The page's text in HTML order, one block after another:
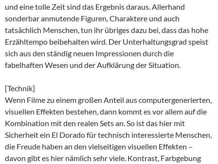
und eine tolle Zeit sind das Ergebnis daraus. Allerhand
sonderbar anmutende Figuren, Charaktere und auch
tatsächlich Menschen, tun ihr übriges dazu bei, dass das hohe
Erzähltempo beibehalten wird. Der Unterhaltungsgrad speist
sich aus den ständig neuen Impressionen durch die
fabelhaften Wesen und der Aufklärung der Situation.
[Technik]
Wenn Filme zu einem großen Anteil aus computergenerierten,
visuellen Effekten bestehen, dann kommt es vor allem auf die
Kombination mit den realen Sets an. So ist das hier mit
Sicherheit ein El Dorado für technisch interessierte Menschen,
die Freude haben an den vielseitigen visuellen Effekten –
davon gibt es hier nämlich sehr viele. Kontrast, Farbgebung